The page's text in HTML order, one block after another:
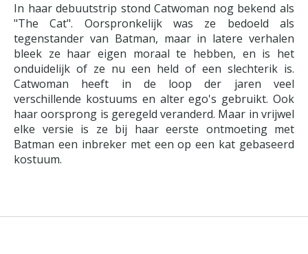
In haar debuutstrip stond Catwoman nog bekend als
"The Cat". Oorspronkelijk was ze bedoeld als
tegenstander van Batman, maar in latere verhalen
bleek ze haar eigen moraal te hebben, en is het
onduidelijk of ze nu een held of een slechterik is.
Catwoman heeft in de loop der jaren veel
verschillende kostuums en alter ego's gebruikt. Ook
haar oorsprong is geregeld veranderd. Maar in vrijwel
elke versie is ze bij haar eerste ontmoeting met
Batman een inbreker met een op een kat gebaseerd
kostuum.